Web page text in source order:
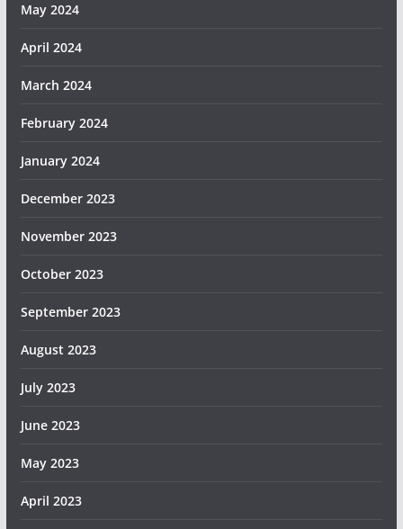
May 2024
April 2024
March 2024
February 2024
January 2024
December 2023
November 2023
October 2023
September 2023
August 2023
July 2023
June 2023
May 2023
April 2023